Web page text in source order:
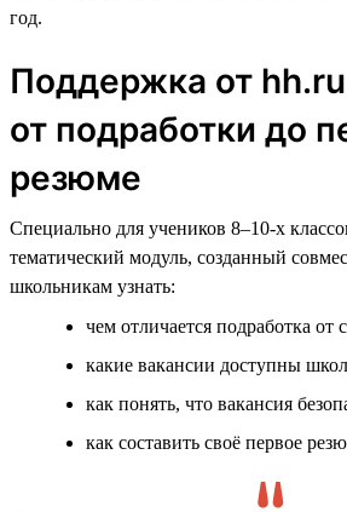
год.
Поддержка от
от подработки до
резюме
Специально для учеников 8–10-х
тематический модуль, созданный
школьникам узнать:
чем отличается подработка от
какие вакансии доступны
как понять, что вакансия
как составить своё первое